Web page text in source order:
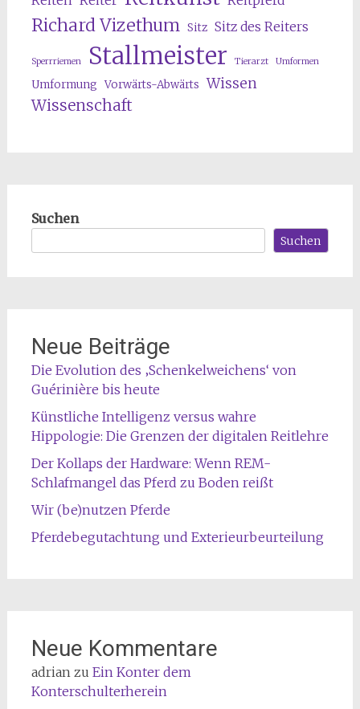
Richard Vizethum Sitz Sitz des Reiters
Sperrriemen Stallmeister Tierarzt Umformen
Umformung Vorwärts-Abwärts Wissen
Wissenschaft
Suchen
Suchen
Neue Beiträge
Die Evolution des ‚Schenkelweichens‘ von
Guérinière bis heute
Künstliche Intelligenz versus wahre
Hippologie: Die Grenzen der digitalen Reitlehre
Der Kollaps der Hardware: Wenn REM-
Schlafmangel das Pferd zu Boden reißt
Wir (be)nutzen Pferde
Pferdebegutachtung und Exterieurbeurteilung
Neue Kommentare
adrian zu Ein Konter dem
Konterschulterherein